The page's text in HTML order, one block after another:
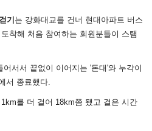
기 는 강화대교를 건너 현대아파트 버스
착해 처음 참여하는 회원분들이 스탬
서서 끝없이 이어지는 '돈대'와 누각이
서 종료했다.
를 더 걸어 18km쯤 됐고 걸은 시간